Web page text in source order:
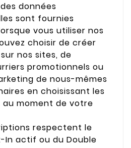
données
sont fournies
vous utiliser nos
choisir de créer
nos sites, de
promotionnels ou
de nous-mêmes
en choisissant les
au moment de votre
respectent le
In actif ou du Double